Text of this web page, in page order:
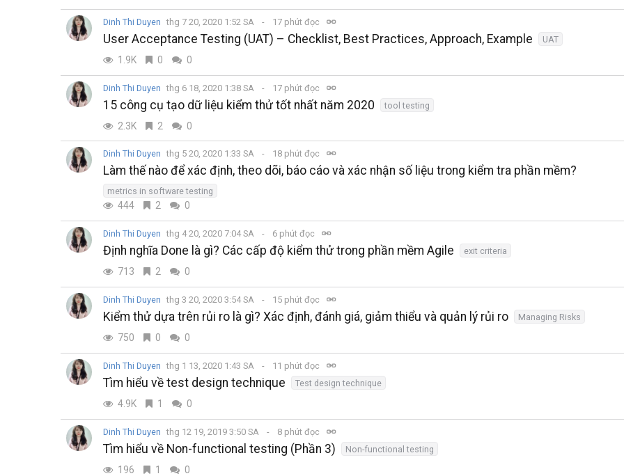
Dinh Thi Duyen thg 7 20, 2020 1:52 SA 17 phút đọc
User Acceptance Testing (UAT) – Checklist, Best Practices, Approach, Example UAT
1.9K 0 0
Dinh Thi Duyen thg 6 18, 2020 1:38 SA 17 phút đọc
15 công cụ tạo dữ liệu kiểm thử tốt nhất năm 2020 tool testing
2.3K 2 0
Dinh Thi Duyen thg 5 20, 2020 1:33 SA 18 phút đọc
Làm thế nào để xác định, theo dõi, báo cáo và xác nhận số liệu trong kiểm tra phần mềm?
metrics in software testing
444 2 0
Dinh Thi Duyen thg 4 20, 2020 7:04 SA 6 phút đọc
Định nghĩa Done là gì? Các cấp độ kiểm thử trong phần mềm Agile exit criteria
713 2 0
Dinh Thi Duyen thg 3 20, 2020 3:54 SA 15 phút đọc
Kiểm thử dựa trên rủi ro là gì? Xác định, đánh giá, giảm thiểu và quản lý rủi ro Managing Risks
750 0 0
Dinh Thi Duyen thg 1 13, 2020 1:43 SA 11 phút đọc
Tìm hiểu về test design technique Test design technique
4.9K 1 0
Dinh Thi Duyen thg 12 19, 2019 3:50 SA 8 phút đọc
Tìm hiểu về Non-functional testing (Phần 3) Non-functional testing
196 1 0